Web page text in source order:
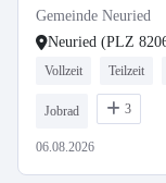
Gemeinde Neuried
Neuried (PLZ
Vollzeit Teilzeit
Jobrad 3
06.08.2026